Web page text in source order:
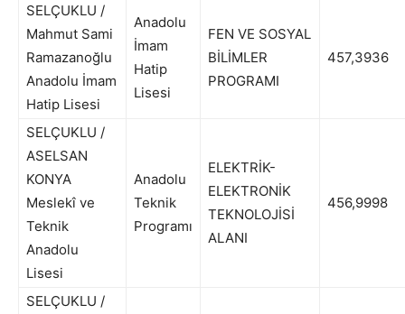
SELÇUKLU /
Mahmut Sami
Ramazanoğlu
Anadolu İmam
Hatip Lisesi
Anadolu
İmam
Hatip
Lisesi
FEN VE SOSYAL
BİLİMLER
PROGRAMI
457,3936
SELÇUKLU /
ASELSAN
KONYA
Meslekî ve
Teknik
Anadolu
Lisesi
Anadolu
Teknik
Programı
ELEKTRİK-
ELEKTRONİK
TEKNOLOJİSİ
ALANI
456,9998
SELÇUKLU /